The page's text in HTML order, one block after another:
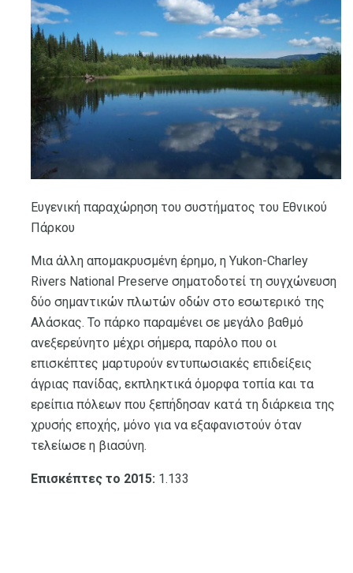
Ευγενική παραχώρηση του συστήματος του Εθνικού
Πάρκου
Μια άλλη απομακρυσμένη έρημο, η Yukon-Charley
Rivers National Preserve σηματοδοτεί τη συγχώνευση
δύο σημαντικών πλωτών οδών στο εσωτερικό της
Αλάσκας. Το πάρκο παραμένει σε μεγάλο βαθμό
ανεξερεύνητο μέχρι σήμερα, παρόλο που οι
επισκέπτες μαρτυρούν εντυπωσιακές επιδείξεις
άγριας πανίδας, εκπληκτικά όμορφα τοπία και τα
ερείπια πόλεων που ξεπήδησαν κατά τη διάρκεια της
χρυσής εποχής, μόνο για να εξαφανιστούν όταν
τελείωσε η βιασύνη.
Επισκέπτες το 2015: 1.133